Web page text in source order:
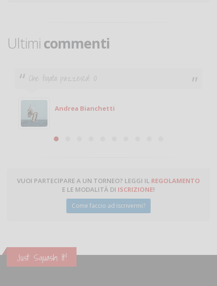
Ultimi commenti
Ciao. Sono a Treviglio da poco e vorrei tornare a
giocare. Se sei in zona e puoi giocare fammi sapere.
Michele
Michele Miglionico
VUOI PARTECIPARE A UN TORNEO? LEGGI IL REGOLAMENTO
E LE MODALITÀ DI ISCRIZIONE!
Come faccio ad iscrivermi?
Just Squash It!